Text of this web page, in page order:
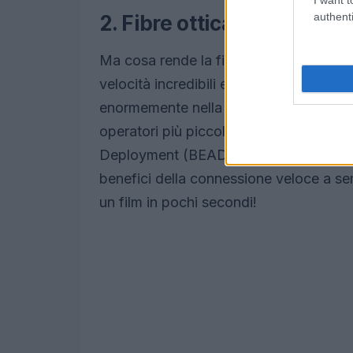
2. Fibre ottica: il futuro è
Ma cosa rende la fibra ottica così
velocità incredibili e una connessione
enormemente nella costruzione di reti
operatori più piccoli. Grazie a
Deployment (BEAD), la copertura in
benefici della connessione veloce a
un film in pochi secondi!